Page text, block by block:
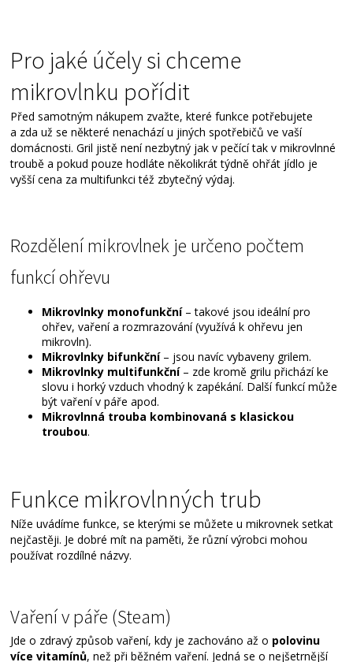
Pro jaké účely si chceme
mikrovlnku pořídit
Před samotným nákupem zvažte, které funkce potřebujete
a zda už se některé nenachází u jiných spotřebičů ve vaší
domácnosti. Gril jistě není nezbytný jak v pečící tak v mikrovlnné
troubě a pokud pouze hodláte několikrát týdně ohřát jídlo je
vyšší cena za multifunkci též zbytečný výdaj.
Rozdělení mikrovlnek je určeno počtem
funkcí ohřevu
Mikrovlnky monofunkční– takové jsou ideální pro
ohřev, vaření a rozmrazování (využívá k ohřevu jen
mikrovln).
Mikrovlnky bifunkční– jsou navíc vybaveny grilem.
Mikrovlnky multifunkční– zde kromě grilu přichází ke
slovu i horký vzduch vhodný k zapékání. Další funkcí může
být vaření v páře apod.
Mikrovlnná trouba kombinovaná s klasickou
troubou.
Funkce mikrovlnných trub
Níže uvádíme funkce, se kterými se můžete u mikrovnek setkat
nejčastěji. Je dobré mít na paměti, že různí výrobci mohou
používat rozdílné názvy.
Vaření v páře (Steam)
Jde o zdravý způsob vaření, kdy je zachováno až o polovinu
více vitamínů, než při běžném vaření. Jedná se o nejšetrnější